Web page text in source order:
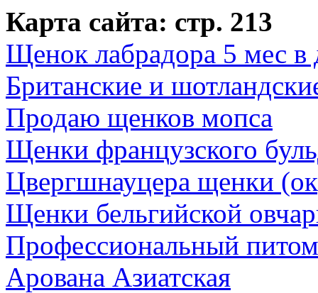
Карта сайта: стр. 213
Щенок лабрадора 5 мес в
Британские и
Продаю щенков мопса
Щенки французского
Цвергшнауцера щенки
Щенки бельгийской
Профессиональный
Арована Азиатская